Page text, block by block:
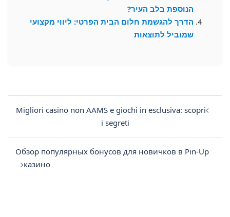
הנוספת בלב העיר?
הדרך להגשמת חלום הבית הפרטי: ליווי מקצועי
שמוביל לתוצאות
Post
navigation
Migliori casino non AAMS e giochi in esclusiva: scopri
i segreti
Обзор популярных бонусов для новичков в Pin-Up
казино